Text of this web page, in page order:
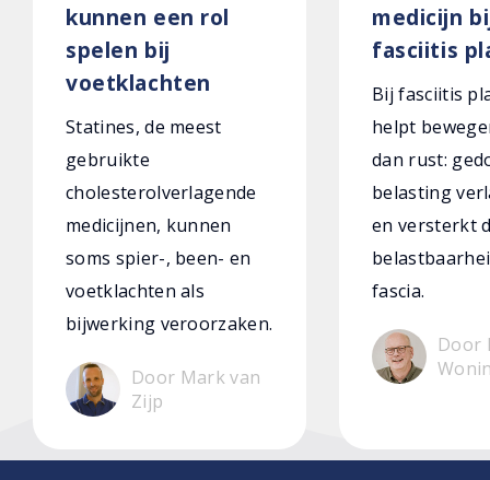
kunnen een rol
spelen bij
voetklachten
Statines, de meest
gebruikte
cholesterolverlagende
medicijnen, kunnen
soms spier-, been- en
voetklachten als
bijwerking veroorzaken.
Door Mark van
Zijp
medicijn
fasciitis
Bij fasciitis
helpt
dan rust:
belasting
en versterkt
fascia.
Door